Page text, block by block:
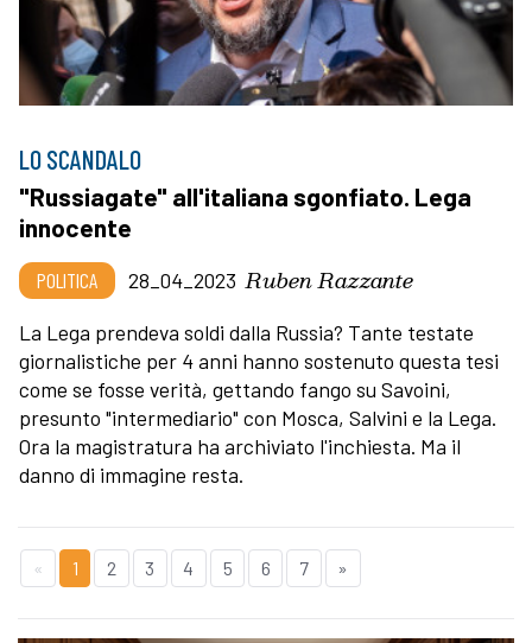
LO SCANDALO
"Russiagate" all'italiana sgonfiato. Lega
innocente
POLITICA 28_04_2023 Ruben Razzante
La Lega prendeva soldi dalla Russia? Tante testate
giornalistiche per 4 anni hanno sostenuto questa tesi
come se fosse verità, gettando fango su Savoini,
presunto "intermediario" con Mosca, Salvini e la Lega.
Ora la magistratura ha archiviato l'inchiesta. Ma il
danno di immagine resta.
« 1 2 3 4 5 6 7 »